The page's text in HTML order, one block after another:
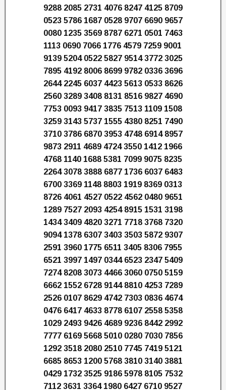
9288 2085 2731 4076 8247 4125 8709
0523 5786 1687 0528 9707 6690 9657
0080 1235 3569 8787 6271 0501 7463
1113 0690 7066 1776 4579 7259 9001
9139 5204 0522 5827 9514 3772 3025
7895 4192 8006 8699 9782 0336 3696
2644 2245 6037 4423 5613 0533 8626
2560 3289 3408 8131 8516 9827 4690
7753 0093 9417 3835 7513 1109 1508
3259 3143 5737 1555 4380 8251 7490
3710 3786 6870 3953 4748 6914 8957
9873 2911 4689 4724 3550 1412 1966
4768 1140 1688 5381 7099 9075 8235
2264 3078 3888 6877 1736 6037 6483
6700 3369 1148 8803 1919 8369 0313
8726 4061 4527 0522 4562 0480 9651
1289 7527 2093 4254 8915 1531 3198
1434 3409 4820 3271 7718 3768 7320
9094 1378 6307 3403 3503 5872 9307
2591 3960 1775 6511 3405 8306 7955
6521 3997 1497 0344 6523 2347 5409
7274 8208 3073 4466 3060 0750 5159
6662 1552 6728 9144 8810 4253 7289
2526 0107 8629 4742 7303 0836 4674
0476 6417 4633 8778 6107 2558 5358
1029 2493 9426 4689 9236 8442 2992
7777 6169 5668 5010 0280 7030 7856
1292 3518 2080 2510 7745 7419 5121
6685 8653 1200 5768 3810 3140 3881
0429 1732 3525 9186 5978 8105 7532
7112 3631 3364 1980 6427 6710 9527